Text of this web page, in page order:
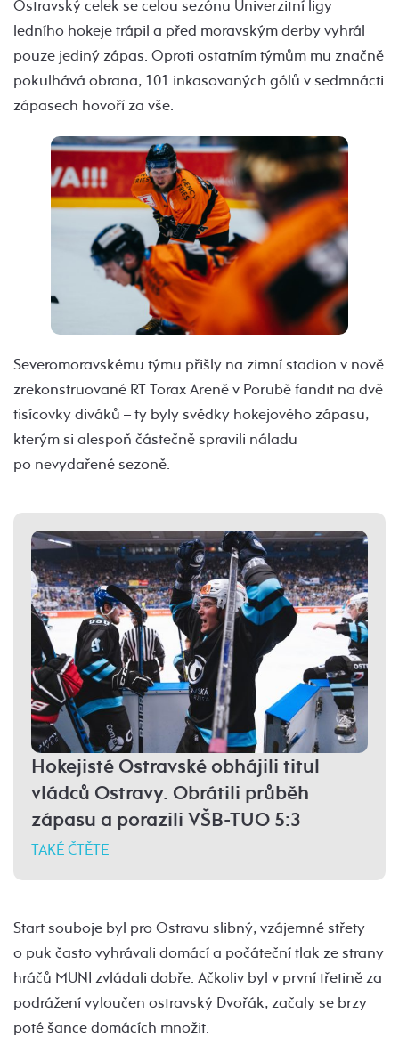
Ostravský celek se celou sezónu Univerzitní ligy
ledního hokeje trápil a před moravským derby vyhrál
pouze jediný zápas. Oproti ostatním týmům mu značně
pokulhává obrana, 101 inkasovaných gólů v sedmnácti
zápasech hovoří za vše.
Severomoravskému týmu přišly na zimní stadion v nově
zrekonstruované RT Torax Areně v Porubě fandit na dvě
tisícovky diváků – ty byly svědky hokejového zápasu,
kterým si alespoň částečně spravili náladu
po nevydařené sezoně.
Hokejisté Ostravské obhájili titul
vládců Ostravy. Obrátili průběh
zápasu a porazili VŠB-TUO 5:3
TAKÉ ČTĚTE
Start souboje byl pro Ostravu slibný, vzájemné střety
o puk často vyhrávali domácí a počáteční tlak ze strany
hráčů MUNI zvládali dobře. Ačkoliv byl v první třetině za
podrážení vyloučen ostravský Dvořák, začaly se brzy
poté šance domácích množit.